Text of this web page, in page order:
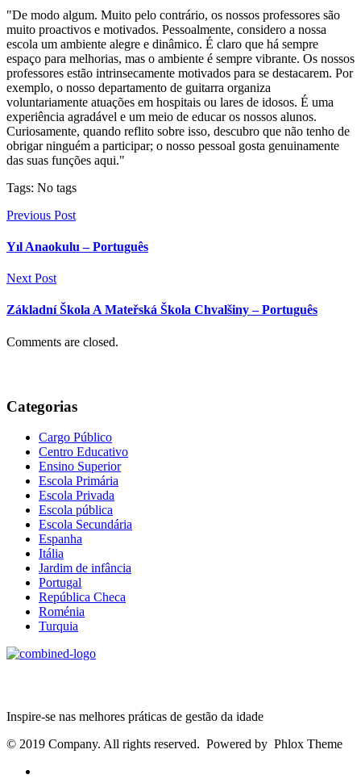
"De modo algum. Muito pelo contrário, os nossos professores são
muito proactivos e motivados. Pessoalmente, considero a nossa
escola um ambiente alegre e dinâmico. É claro que há sempre
espaço para melhorias, mas o ambiente é sempre vibrante. Os nossos
professores estão intrinsecamente motivados para se destacarem. Por
exemplo, o nosso departamento de guitarra organiza
voluntariamente atuações em hospitais ou lares de idosos. É uma
experiência agradável e um meio de educar os nossos alunos.
Curiosamente, quando reflito sobre isso, descubro que não tenho de
obrigar ninguém a participar; o nosso pessoal gosta genuinamente
das suas funções aqui."
Tags: No tags
Previous Post
Yıl Anaokulu – Português
Next Post
Základní Škola A Mateřská Škola Chvalšiny – Português
Comments are closed.
Categorias
Cargo Público
Centro Educativo
Ensino Superior
Escola Primária
Escola Privada
Escola pública
Escola Secundária
Espanha
Itália
Jardim de infância
Portugal
República Checa
Roménia
Turquia
Inspire-se nas melhores práticas de gestão da idade
© 2019 Company. All rights reserved. Powered by Phlox Theme